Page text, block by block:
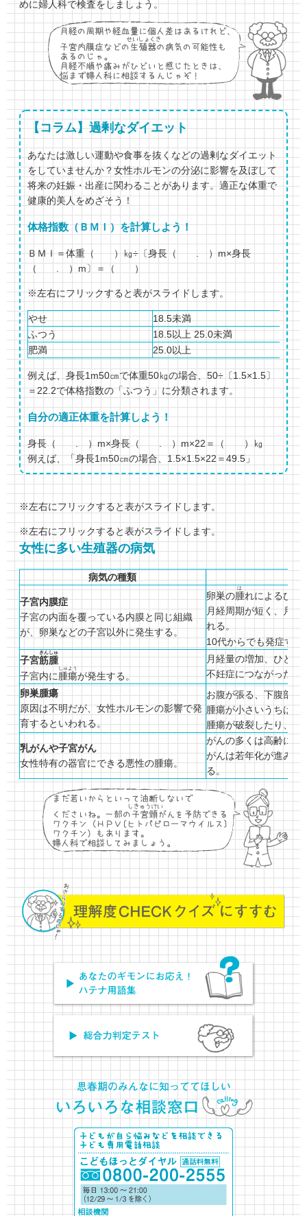
めに婦人科で検査をしましょう。
【コラム】過剰なダイエット
あなたは激しい運動や食事を抜くなどの過剰なダイエット
をしていませんか？女性ホルモンの分泌に影響を及ぼして
将来の妊娠・出産に関わることがあります。適正な体重で
健康的美人をめざそう！
体格指数（ＢＭＩ）を計算しよう！
ＢＭＩ＝体重（ ）㎏÷〔身長（ . ）m×身長
（ . ）m〕＝（ ）
※左右にフリックすると表がスライドします。
やせ
18.5未満
ふつう
18.5以上 25.0未満
肥満
25.0以上
例えば、身長1m50㎝で体重50㎏の場合、50÷〔1.5×1.5〕
＝22.2で体格指数の「ふつう」に分類されます。
自分の適正体重を計算しよう！
身長（ . ）m×身長（ . ）m×22＝（ ）㎏
例えば、「身長1m50㎝の場合、1.5×1.5×22＝49.5」
※左右にフリックすると表がスライドします。
※左右にフリックすると表がスライドします。
女性に多い生殖器の病気
病気の種類
子宮内膜症
子宮の内面を覆っている内膜と同じ組織
が、卵巣などの子宮以外に発生する。
卵巣の腫
は
れによるひど
月経周期が短く、月経
れる。
10代からでも発症す
子宮筋腫
きんしゅ
子宮内に腫瘍
しゅよう
が発生する。
月経量の増加、ひどい
不妊症につながったり
卵巣腫瘍
原因は不明だが、女性ホルモンの影響で発
育するといわれる。
お腹が張る、下腹部痛
腫瘍が小さいうちは症
腫瘍が破裂したり、ね
乳がんや子宮がん
女性特有の器官にできる悪性の腫瘍。
がんの多くは高齢にな
がんは若年化が進み、
る。